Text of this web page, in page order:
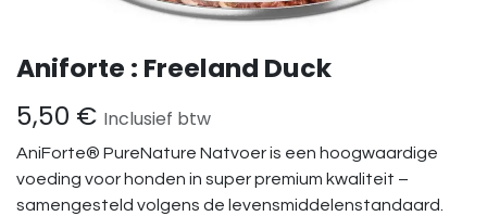
Aniforte : Freeland Duck
5,50 € Inclusief btw
AniForte® PureNature Natvoer is een hoogwaardige
voeding voor honden in super premium kwaliteit –
samengesteld volgens de levensmiddelenstandaard.